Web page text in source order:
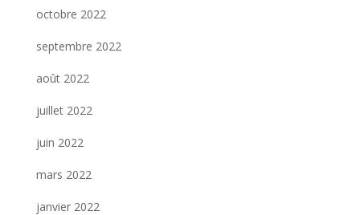
octobre 2022
septembre 2022
août 2022
juillet 2022
juin 2022
mars 2022
janvier 2022